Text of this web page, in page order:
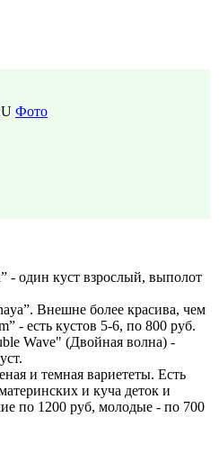
Фото
- один куст взрослый, выполот
Внешне более красива, чем
- есть кустов 5-6, по 800 руб.
Wave" (Двойная волна) -
и темная вариететы. Есть
и куча деток и
по 1200 руб, молодые - по 700